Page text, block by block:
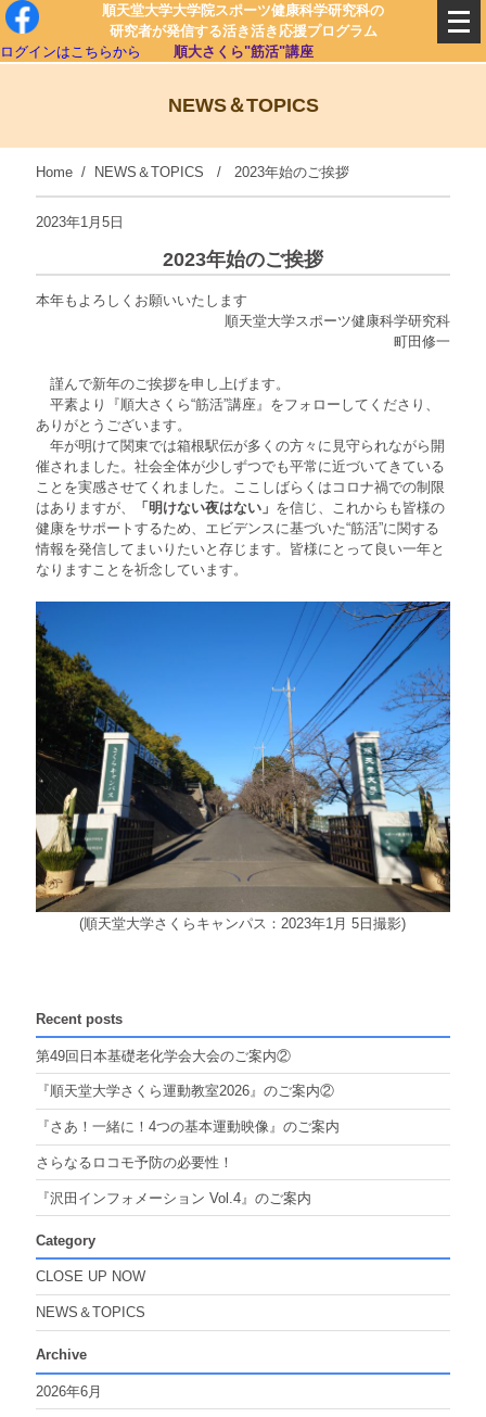
順天堂大学大学院スポーツ健康科学研究科の
研究者が発信する活き活き応援プログラム
ログインはこちらから
順大さくら"筋活"講座
NEWS＆TOPICS
Home/ NEWS＆TOPICS / 2023年始のご挨拶
2023年1月5日
2023年始のご挨拶
本年もよろしくお願いいたします
順天堂大学スポーツ健康科学研究科
町田修一
謹んで新年のご挨拶を申し上げます。
平素より『順大さくら“筋活”講座』をフォローしてくださり、
ありがとうございます。
年が明けて関東では箱根駅伝が多くの方々に見守られながら開
催されました。社会全体が少しずつでも平常に近づいてきている
ことを実感させてくれました。ここしばらくはコロナ禍での制限
はありますが、
「明けない夜はない」 を信じ、これからも皆様の
健康をサポートするため、エビデンスに基づいた“筋活”に関する
情報を発信してまいりたいと存じます。皆様にとって良い一年と
なりますことを祈念しています。
(順天堂大学さくらキャンパス：2023年1月 5日撮影)
Recent posts
第49回日本基礎老化学会大会のご案内②
『順天堂大学さくら運動教室2026』のご案内②
『さあ！一緒に！4つの基本運動映像』のご案内
さらなるロコモ予防の必要性！
『沢田インフォメーション Vol.4』のご案内
Category
CLOSE UP NOW
NEWS＆TOPICS
Archive
2026年6月